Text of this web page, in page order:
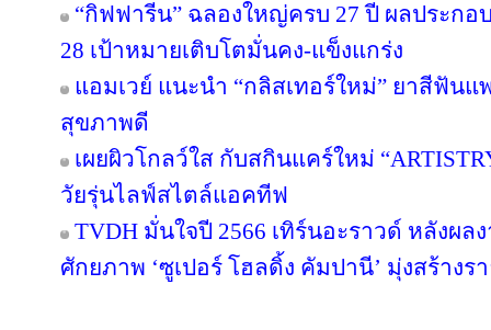
“กิฟฟารีน” ฉลองใหญ่ครบ 27 ปี ผลประก
28 เป้าหมายเติบโตมั่นคง-แข็งแกร่ง
แอมเวย์ แนะนำ “กลิสเทอร์ใหม่” ยาสีฟัน
สุขภาพดี
เผยผิวโกลว์ใส กับสกินแคร์ใหม่
วัยรุ่นไลฟ์สไตล์แอคทีฟ
TVDH มั่นใจปี 2566 เทิร์นอะราวด์ หลังผ
ศักยภาพ ‘ซูเปอร์ โฮลดิ้ง คัมปานี’ มุ่งสร้างร